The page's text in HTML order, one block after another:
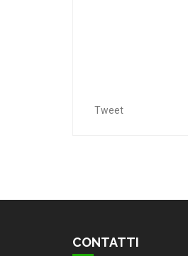
Tweet
CONTATTI